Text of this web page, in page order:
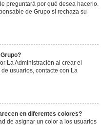
preguntará por qué desea hacerlo.
de Grupo si rechaza su
La Administración al crear el
usuarios, contacte con La
en diferentes colores?
de asignar un color a los usuarios